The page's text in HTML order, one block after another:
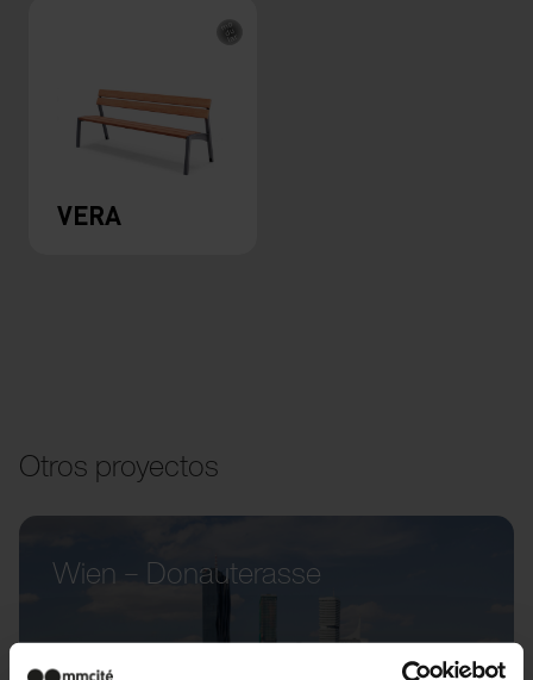
VERA
Otros proyectos
Wien – Donauterasse